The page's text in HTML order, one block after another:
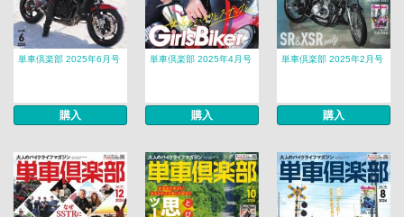
単車倶楽部 2025年6月号
購入
単車倶楽部 2025年4月号
購入
単車倶楽部 2025年2月号
購入